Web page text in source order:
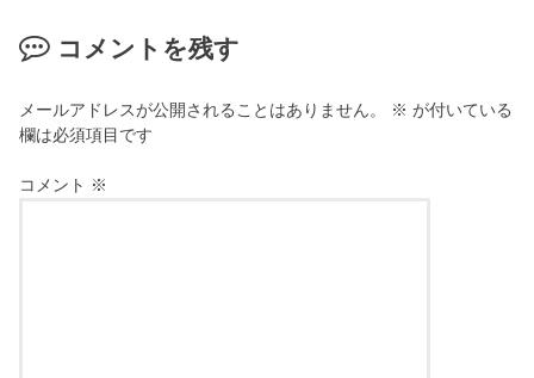
コメントを残す
メールアドレスが公開されることはありません。 ※ が付いている
欄は必須項目です
コメント ※